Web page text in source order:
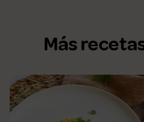
Más